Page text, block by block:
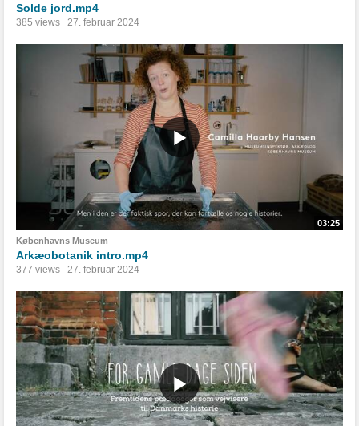
Solde jord.mp4
385 views 27. februar 2024
03:25
Københavns Museum
Arkæobotanik intro.mp4
377 views 27. februar 2024